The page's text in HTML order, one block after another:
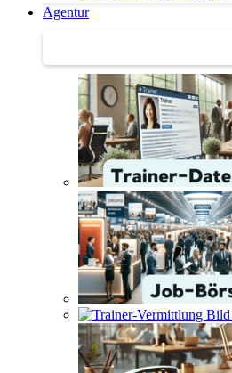
Agentur